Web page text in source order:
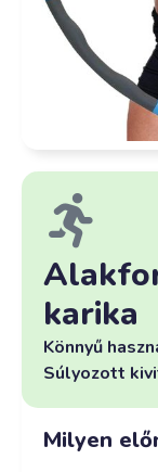
karika
Könnyű
Súlyozott
Milyen